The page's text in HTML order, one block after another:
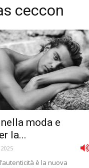
ceccon
moda e
la...
è la nuova